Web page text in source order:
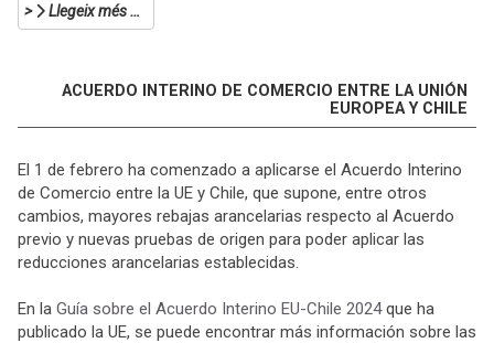
Llegeix més …
ACUERDO INTERINO DE COMERCIO ENTRE LA UNIÓN
EUROPEA Y CHILE
El 1 de febrero ha comenzado a aplicarse el Acuerdo Interino
de Comercio entre la UE y Chile, que supone, entre otros
cambios, mayores rebajas arancelarias respecto al Acuerdo
previo y nuevas pruebas de origen para poder aplicar las
reducciones arancelarias establecidas.
En la Guía sobre el Acuerdo Interino EU-Chile 2024que ha
publicado la UE, se puede encontrar más información sobre las